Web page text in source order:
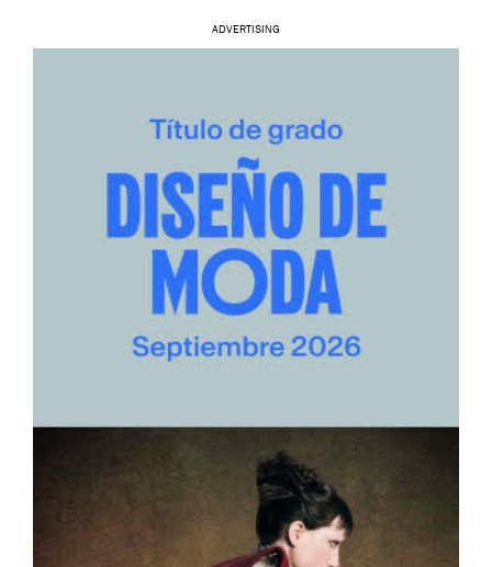
ADVERTISING